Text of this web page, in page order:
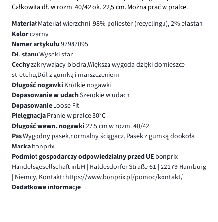
Całkowita dł. w rozm. 40/42 ok. 22,5 cm. Można prać w pralce.
MateriałMateriał wierzchni: 98% poliester (recyclingu), 2% elastan
Kolorczarny
Numer artykułu97987095
Dł. stanuWysoki stan
Cechyzakrywający biodra,Większa wygoda dzięki domieszce
stretchu,Dół z gumką i marszczeniem
Długość nogawki Krótkie nogawki
Dopasowanie w udachSzerokie w udach
DopasowanieLoose Fit
PielęgnacjaPranie w pralce 30°C
Długość wewn. nogawki22.5 cm w rozm. 40/42
PasWygodny pasek,normalny ściągacz, Pasek z gumką dookoła
Markabonprix
Podmiot gospodarczy odpowiedzialny przed UE bonprix
Handelsgesellschaft mbH | Haldesdorfer Straße 61 | 22179 Hamburg
| Niemcy, Kontakt: https://www.bonprix.pl/pomoc/kontakt/
Dodatkowe informacje